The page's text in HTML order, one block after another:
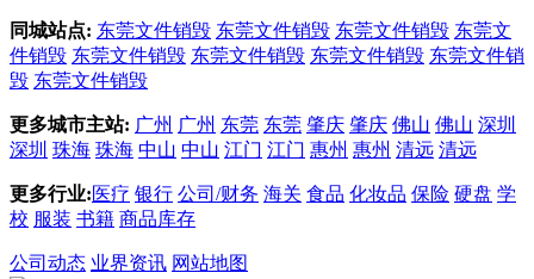
同城站点: 东莞文件销毁 东莞文件销毁 东莞文件销毁 东莞文
件销毁 东莞文件销毁 东莞文件销毁 东莞文件销毁 东莞文件销
毁 东莞文件销毁
更多城市主站: 广州 广州 东莞 东莞 肇庆 肇庆 佛山 佛山 深圳
深圳 珠海 珠海 中山 中山 江门 江门 惠州 惠州 清远 清远
更多行业: 医疗 银行 公司/财务 海关 食品 化妆品 保险 硬盘 学
校 服装 书籍 商品库存
公司动态 业界资讯 网站地图